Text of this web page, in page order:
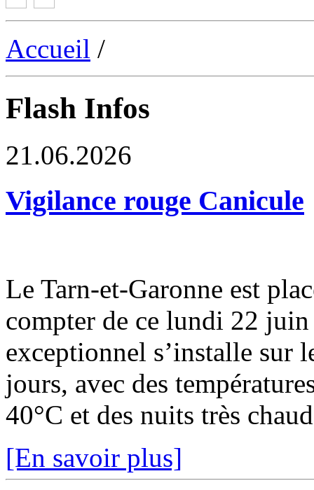
Accueil /
Flash Infos
21.06.2026
Vigilance rouge Canicule
Le Tarn-et-Garonne est
compter de ce lundi 22
exceptionnel s’installe sur
jours, avec des
40°C et des nuits très
[En savoir plus]